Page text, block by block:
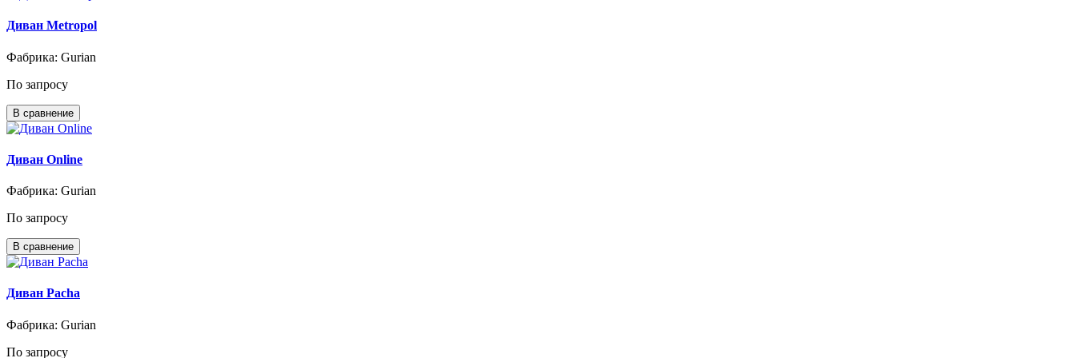
Диван Metropol
Фабрика: Gurian
По запросу
В сравнение
Диван Online
Фабрика: Gurian
По запросу
В сравнение
Диван Pacha
Фабрика: Gurian
По запросу